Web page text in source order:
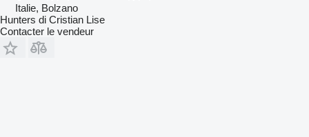
Italie, Bolzano
Hunters di Cristian Lise
Contacter le vendeur